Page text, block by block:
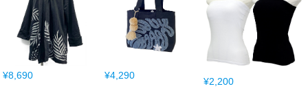
¥8,690 ¥4,290
¥2,200